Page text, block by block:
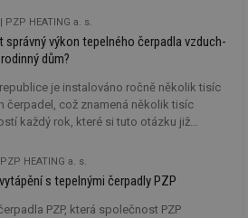
PZP HEATING a. s.
správný výkon tepelného čerpadla vzduch-
dům?
je instalováno ročně několik tisíc
čerpadel, což znamená několik tisíc
každý rok, které si tuto otázku již
Mohlo by se tedy toto téma zdát
My v PZP na základě desítek dotazů víme,
není.
PZP HEATING a. s.
s tepelnými čerpadly PZP
PZP, která společnost PZP